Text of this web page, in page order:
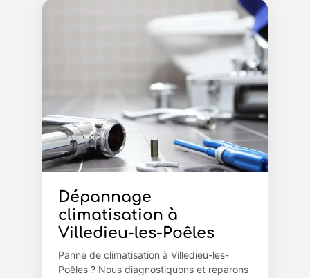
Dépannage
climatisation à
Villedieu-les-Poêles
Panne de climatisation à Villedieu-les-
Poêles ? Nous diagnostiquons et réparons